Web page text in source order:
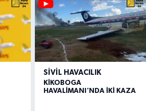
SIVIL HAVACILIK
KİKOBOGA
HAVALİMANI'NDA İKİ KAZA